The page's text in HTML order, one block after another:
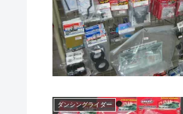
ダンシングライダー